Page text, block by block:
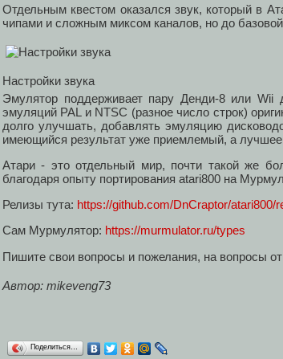
Отдельным квестом оказался звук, который в
чипами и сложным миксом каналов, но до
Настройки звука
Эмулятор поддерживает пару Денди-8 или Wii
эмуляций PAL и NTSC (разное число строк)
долго улучшать, добавлять эмуляцию
имеющийся результат уже приемлемый, а лучшее
Атари - это отдельный мир, почти такой же
благодаря опыту портирования atari800 на
Релизы тута: https://github.com/DnCraptor/atari800/
Сам Мурмулятор: https://murmulator.ru/types
Пишите свои вопросы и пожелания, на вопросы
Автор: mikeveng73
Поделиться…